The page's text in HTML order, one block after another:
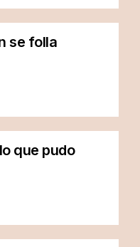
se folla
que pudo